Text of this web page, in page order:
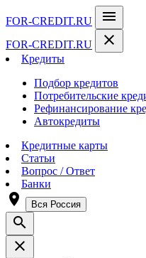
FOR-CREDIT.RU menu
FOR-CREDIT.RU close
Кредиты
Подбор кредитов
Потребительские
Рефинансирование
Автокредиты
Кредитные карты
Статьи
Вопрос / Ответ
Банки
room Вся Россия
search
close